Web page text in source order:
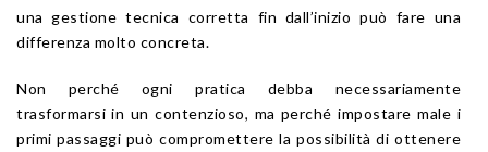
una gestione tecnica corretta fin dall’inizio può fare una
differenza molto concreta.
Non perché ogni pratica debba necessariamente
trasformarsi in un contenzioso, ma perché impostare male i
primi passaggi può compromettere la possibilità di ottenere